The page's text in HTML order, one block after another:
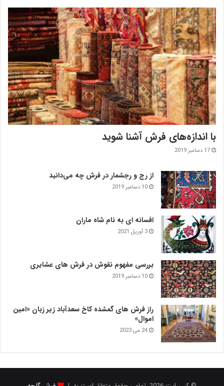
با اندازه‌‌های فرش آشنا شوید
17 دسامبر 2019
از رج و رجشمار در فرش چه می‌دانید
10 دسامبر 2019
افسانه ای به نام شاه ماران
3 آوریل 2021
بررسی مفهوم نقوش در فرش‌ های عشایری
10 دسامبر 2019
راز فرش های گمشده کاخ سعدآباد زیر زبان «امین
اموال»
24 می 2023